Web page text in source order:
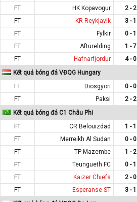
FT
HK Kopavogur 2 - 2
FT
KR Reykjavik 3 - 1
FT
Fylkir 0 - 1
FT
Afturelding 1 - 7
FT
Hafnarfjordur 4 - 0
Kết quả bóng đá VĐQG Hungary
FT
Diosgyori 0 - 0
FT
Paksi 2 - 2
Kết quả bóng đá C1 Châu Phi
FT
CR Belouizdad 1 - 1
FT
Merreikh Al Sudan 0 - 0
FT
TP Mazembe 1 - 2
FT
Teungueth FC 0 - 1
FT
Kaizer Chiefs 2 - 0
FT
Esperanse ST 3 - 1